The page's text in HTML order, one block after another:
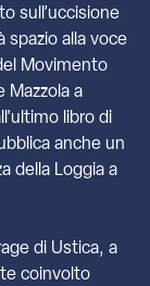
sull’uccisione
spazio alla voce
Movimento
Mazzola a
libro di
anche un
della Loggia a
di Ustica, a
coinvolto